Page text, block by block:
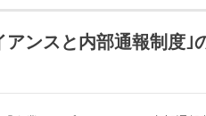
ンスと内部通報制度｣